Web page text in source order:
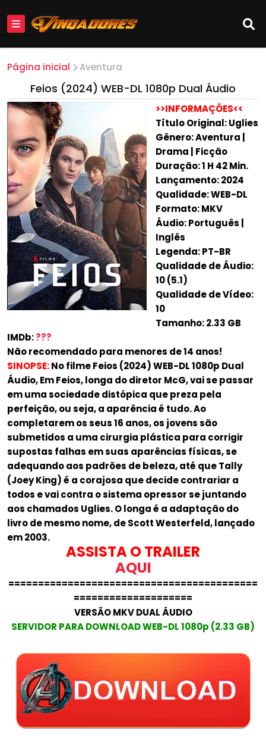
Página inicial Aventura
Feios (2024) WEB-DL 1080p Dual Áudio
>>INFORMAÇÕES<<
Título Original: Uglies
Gênero: Aventura |
Drama | Ficção
Duração: 1 H 42 Min.
Lançamento: 2024
Qualidade: WEB-DL
Formato: MKV
Áudio: Português |
Inglês
Legenda: PT-BR
Qualidade de Áudio:
10 (5.1)
Qualidade de Vídeo:
10
Tamanho: 2.33 GB
IMDb:???
Não recomendado para menores de 14 anos!
SINOPSE:No filme Feios (2024) WEB-DL 1080p Dual
Áudio, Em Feios, longa do diretor McG, vai se passar
em uma sociedade distópica que preza pela
perfeição, ou seja, a aparência é tudo. Ao
completarem os seus 16 anos, os jovens são
submetidos a uma cirurgia plástica para corrigir
supostas falhas em suas aparências físicas, se
adequando aos padrões de beleza, até que Tally
(Joey King) é a corajosa que decide contrariar a
todos e vai contra o sistema opressor se juntando
aos chamados Uglies. O longa é a adaptação do
livro de mesmo nome, de Scott Westerfeld, lançado
em 2003.
ASSISTA O TRAILER
AQUI
==========================================
====================
VERSÃO MKV DUAL ÁUDIO
SERVIDOR PARA DOWNLOAD WEB-DL 1080p (2.33 GB)